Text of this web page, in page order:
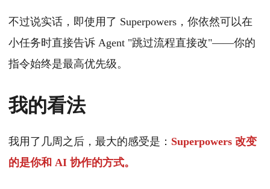
不过说实话，即使用了 Superpowers，你依然可以在
小任务时直接告诉 Agent "跳过流程直接改"——你的
指令始终是最高优先级。
我的看法
我用了几周之后，最大的感受是： Superpowers 改变
的是你和 AI 协作的方式。